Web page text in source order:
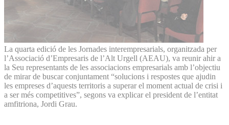
La quarta edició de les Jornades interempresarials, organitzada per
l’Associació d’Empresaris de l’Alt Urgell (AEAU), va reunir ahir a
la Seu representants de les associacions empresarials amb l’objectiu
de mirar de buscar conjuntament “solucions i respostes que ajudin
les empreses d’aquests territoris a superar el moment actual de crisi i
a ser més competitives”, segons va explicar el president de l’entitat
amfitriona, Jordi Grau.